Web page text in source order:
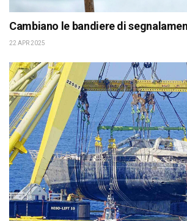
Cambiano le bandiere di
22 APR 2025